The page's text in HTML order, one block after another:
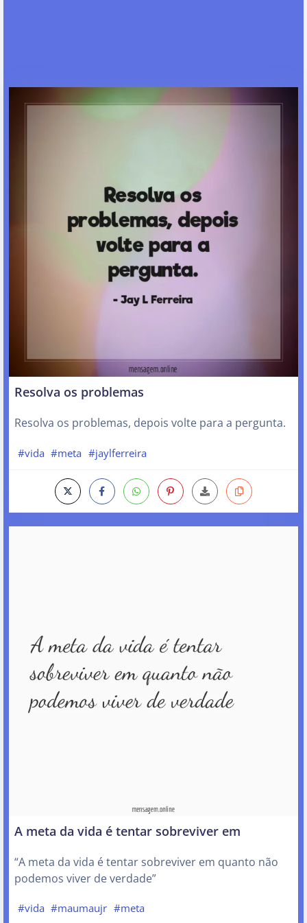
Resolva os problemas
Resolva os problemas, depois volte para a pergunta.
#vida #meta #jaylferreira
A meta da vida é tentar sobreviver em
“A meta da vida é tentar sobreviver em quanto não
podemos viver de verdade”
#vida #maumaujr #meta